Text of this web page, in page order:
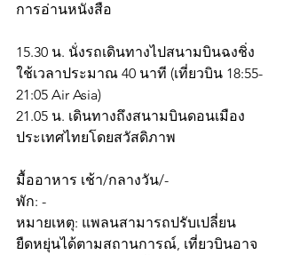
การอ่านหนังสือ
15.30 น. นั่งรถเดินทางไปสนามบินฉงชิ่ง
ใช้เวลาประมาณ 40 นาที (เที่ยวบิน 18:55-
21:05 Air Asia)
21.05 น. เดินทางถึงสนามบินดอนเมือง
ประเทศไทยโดยสวัสดิภาพ
มื้ออาหาร เช้า/กลางวัน/-
พัก: -
หมายเหตุ: แพลนสามารถปรับเปลี่ยน
ยืดหยุ่นได้ตามสถานการณ์, เที่ยวบินอาจ